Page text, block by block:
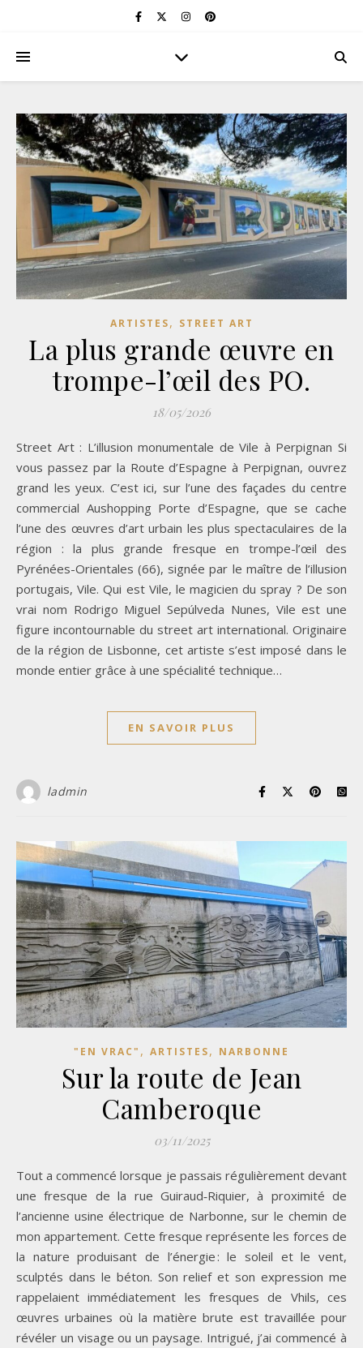
ARTISTES, STREET ART
La plus grande œuvre en
trompe-l’œil des PO.
18/05/2026
Street Art : L’illusion monumentale de Vile à Perpignan Si
vous passez par la Route d’Espagne à Perpignan, ouvrez
grand les yeux. C’est ici, sur l’une des façades du centre
commercial Aushopping Porte d’Espagne, que se cache
l’une des œuvres d’art urbain les plus spectaculaires de la
région : la plus grande fresque en trompe-l’œil des
Pyrénées-Orientales (66), signée par le maître de l’illusion
portugais, Vile. Qui est Vile, le magicien du spray ? De son
vrai nom Rodrigo Miguel Sepúlveda Nunes, Vile est une
figure incontournable du street art international. Originaire
de la région de Lisbonne, cet artiste s’est imposé dans le
monde entier grâce à une spécialité technique…
EN SAVOIR PLUS
ladmin
"EN VRAC" , ARTISTES, NARBONNE
Sur la route de Jean
Camberoque
03/11/2025
Tout a commencé lorsque je passais régulièrement devant
une fresque de la rue Guiraud‑Riquier, à proximité de
l’ancienne usine électrique de Narbonne, sur le chemin de
mon appartement. Cette fresque représente les forces de
la nature produisant de l’énergie : le soleil et le vent,
sculptés dans le béton. Son relief et son expression me
rappelaient immédiatement les fresques de Vhils, ces
œuvres urbaines où la matière brute est travaillée pour
révéler un visage ou un paysage. Intrigué, j’ai commencé à